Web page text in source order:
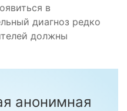
в
диагноз редко
должны
анонимная